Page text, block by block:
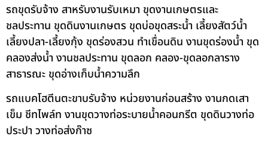
รถขุดรับจ้าง สาหรับงานรับเหมา ขุดงานเกษตรและ
ชลประทาน ขุดดินงานเกษตร ขุดบ่อขุดสระน้ำ เลี้ยงสัตว์น้ำ
เลี้ยงปลา-เลี้ยงกุ้ง ขุดร่องสวน ทำเขื่อนดิน งานขุดร่องน้ำ ขุด
คลองส่งน้ำ งานชลประทาน ขุดลอก คลอง-ขุดลอกลาราง
สาธารณะ ขุดอ่างเก็บน้ำความลึก
รถแบคโฮตีนตะขาบรับจ้าง หน่วยงานก่อนสร้าง งานกดเสา
เข็ม ชีทไพล์ท งานขุดวางท่อระบายน้ำคอนกรีต ขุดดินวางท่อ
ประปา วางท่อส่งก๊าซ